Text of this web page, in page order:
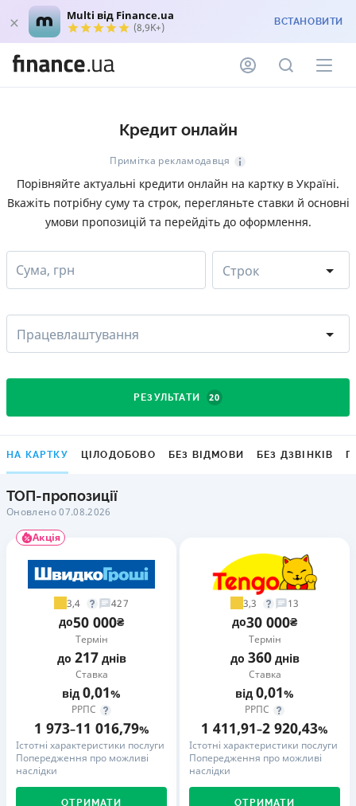
Multi від Finance.ua
(8,9K+) ВСТАНОВИТИ
Кредит онлайн
Примітка рекламодавця
Порівняйте актуальні кредити онлайн на картку в Україні.
Вкажіть потрібну суму та строк, перегляньте ставки й основні
умови пропозицій та перейдіть до оформлення.
Сума, грн Строк
Працевлаштування
РЕЗУЛЬТАТИ 20
НА КАРТКУ ЦІЛОДОБОВО БЕЗ ВІДМОВИ БЕЗ ДЗВІНКІВ
ТОП-пропозиції
Оновлено 07.08.2026
Акція
3,4 427
до50 000₴
Термін
до 217днів
Ставка
від 0,01%
РРПС
1 973–11 016,79%
Істотні характеристики послуги
Попередження про можливі
наслідки
ОТРИМАТИ
3,3 13
до30 000₴
Термін
до 360днів
Ставка
від 0,01%
РРПС
1 411,91–2 920,43%
Істотні характеристики послуги
Попередження про можливі
наслідки
ОТРИМАТИ